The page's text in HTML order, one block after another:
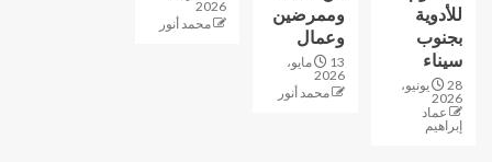
للأدوية
بجنوب
سيناء
28 يونيو،
2026
عماد
إبراهيم
وممرضين
وعمال
13 مايو،
2026
محمد أنور
2026
محمد أنور